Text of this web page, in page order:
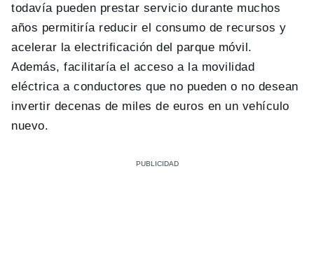
todavía pueden prestar servicio durante muchos
años permitiría reducir el consumo de recursos y
acelerar la electrificación del parque móvil.
Además, facilitaría el acceso a la movilidad
eléctrica a conductores que no pueden o no desean
invertir decenas de miles de euros en un vehículo
nuevo.